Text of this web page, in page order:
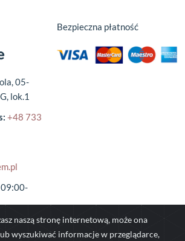
05-
lok.1
+48 733
Bezpieczna płatność
naszą stronę internetową, może ona
wyszukiwać informacje w przeglądarce,